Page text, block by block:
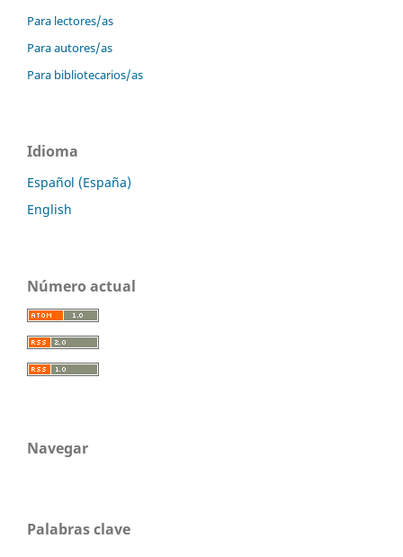
Para lectores/as
Para autores/as
Para bibliotecarios/as
Idioma
Español (España)
English
Número actual
Navegar
Palabras clave